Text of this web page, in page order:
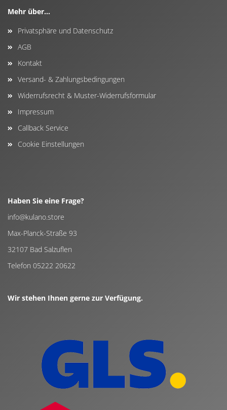
Mehr über...
Privatsphäre und Datenschutz
AGB
Kontakt
Versand- & Zahlungsbedingungen
Widerrufsrecht & Muster-Widerrufsformular
Impressum
Callback Service
Cookie Einstellungen
Haben Sie eine Frage?
info@kulano.store
Max-Planck-Straße 93
32107 Bad Salzuflen
Telefon 05222 20622
Wir stehen Ihnen gerne zur Verfügung.